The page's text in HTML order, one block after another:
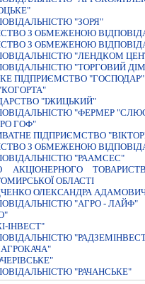
"ЗОРЯ"
З ОБМЕЖЕНОЮ
З ОБМЕЖЕНОЮ
"ЛЕНДКОМ
"ТОРГОВИЙ
ПIДПРИЄМСТВО "ГОСПОДАР"
"IЖИЦЬКИЙ"
"ФЕРМЕР
ГОФ"
ПIДПРИЄМСТВО
З ОБМЕЖЕНОЮ
"РААМСЕС"
АКЦІОНЕРНОГО
ОБЛАСТІ
ОЛЕКСАНДРА
"АГРО - ЛАЙФ"
ІНВЕСТ"
"РАЧАНСЬКЕ"